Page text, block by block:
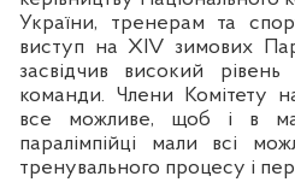
України, тренерам та
виступ на XIV зимових
засвідчив високий рівень
команди. Члени Комітету
все можливе, щоб і в
паралімпійці мали всі
тренувального процесу і